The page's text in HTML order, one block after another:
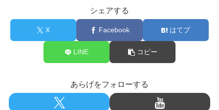
シェアする
X Facebook はてブ
LINE コピー
あらげをフォローする